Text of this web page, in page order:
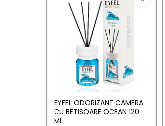
Ingrijirea corpului
Lotiune de corp
Produse pentru ras
EYFEL ODORIZANT CAMERA
CU BETISOARE OCEAN 120
ML